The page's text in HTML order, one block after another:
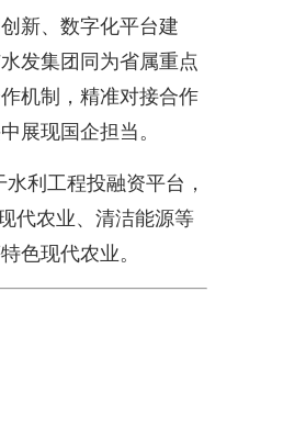
新、数字化平台建
发集团同为省属重点
机制，精准对接合作
展现国企担当。
利工程投融资平台，
代农业、清洁能源等
色现代农业。